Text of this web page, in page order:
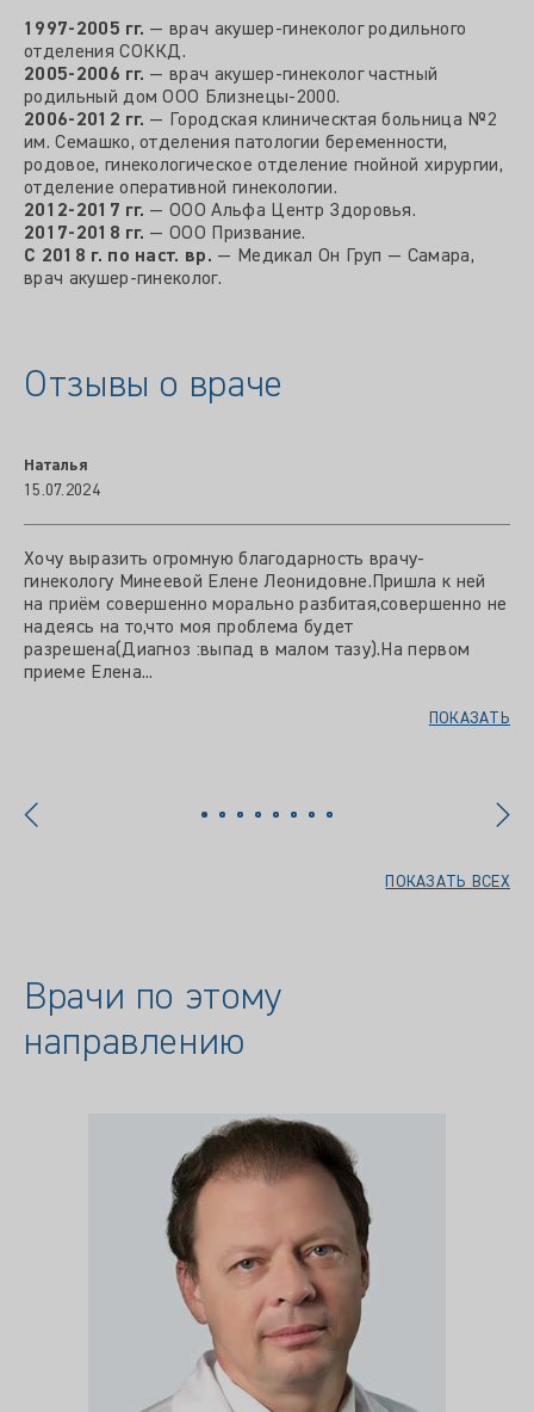
1997-2005 гг. — врач акушер-гинеколог родильного
отделения СОККД.
2005-2006 гг. — врач акушер-гинеколог частный
родильный дом ООО Близнецы-2000.
2006-2012 гг. — Городская клиническтая больница №2
им. Семашко, отделения патологии беременности,
родовое, гинекологическое отделение гнойной хирургии,
отделение оперативной гинекологии.
2012-2017 гг. — ООО Альфа Центр Здоровья.
2017-2018 гг. — ООО Призвание.
С 2018 г. по наст. вр. — Медикал Он Груп — Самара,
врач акушер-гинеколог.
Отзывы о враче
Наталья
15.07.2024
Хочу выразить огромную благодарность врачу-
гинекологу Минеевой Елене Леонидовне.Пришла к ней
на приём совершенно морально разбитая,совершенно не
надеясь на то,что моя проблема будет
разрешена(Диагноз :выпад в малом тазу).На первом
приеме Елена...
ПОКАЗАТЬ
ПОКАЗАТЬ ВСЕХ
Врачи по этому
направлению